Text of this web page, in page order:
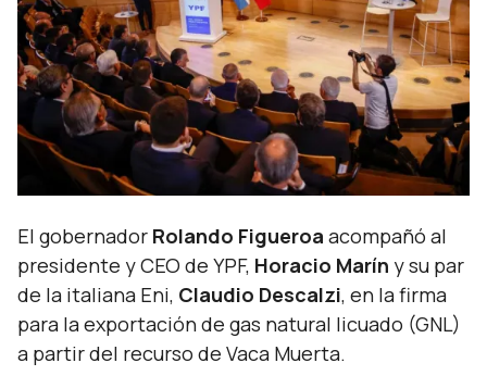
El gobernador Rolando Figueroa acompañó al
presidente y CEO de YPF, Horacio Marín y su par
de la italiana Eni, Claudio Descalzi, en la firma
para la exportación de gas natural licuado (GNL)
a partir del recurso de Vaca Muerta.